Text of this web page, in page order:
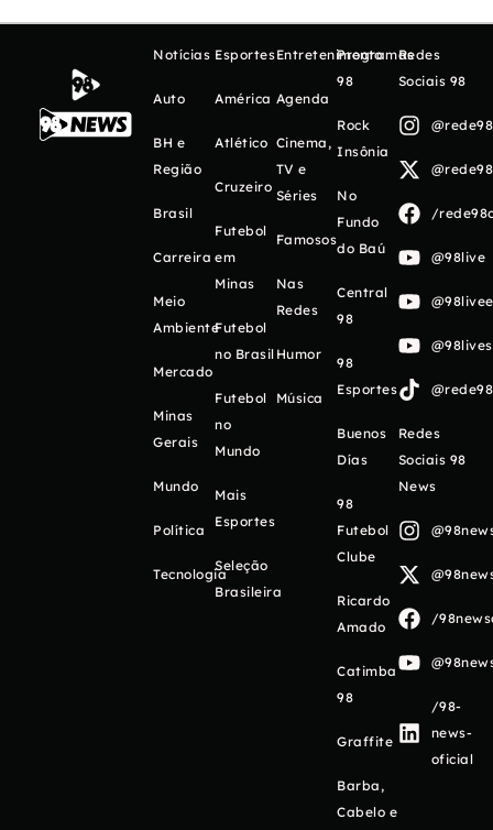
Notícias
Auto
BH e
Região
Brasil
Carreira
Meio
Ambiente
Mercado
Minas
Gerais
Mundo
Política
Tecnologia
Esportes
América
Atlético
Cruzeiro
Futebol
em
Minas
Futebol
no Brasil
Futebol
no
Mundo
Mais
Esportes
Seleção
Brasileira
Entretenimento
Agenda
Cinema,
TV e
Séries
Famosos
Nas
Redes
Humor
Música
Programas
98
Rock
Insônia
No
Fundo
do Baú
Central
98
98
Esportes
Buenos
Días
98
Futebol
Clube
Ricardo
Amado
Catimba
98
Graffite
Barba,
Cabelo e
Redes
Sociais 98
/
@98live
Redes
Sociais 98
News
/
/98-
news-
oficial